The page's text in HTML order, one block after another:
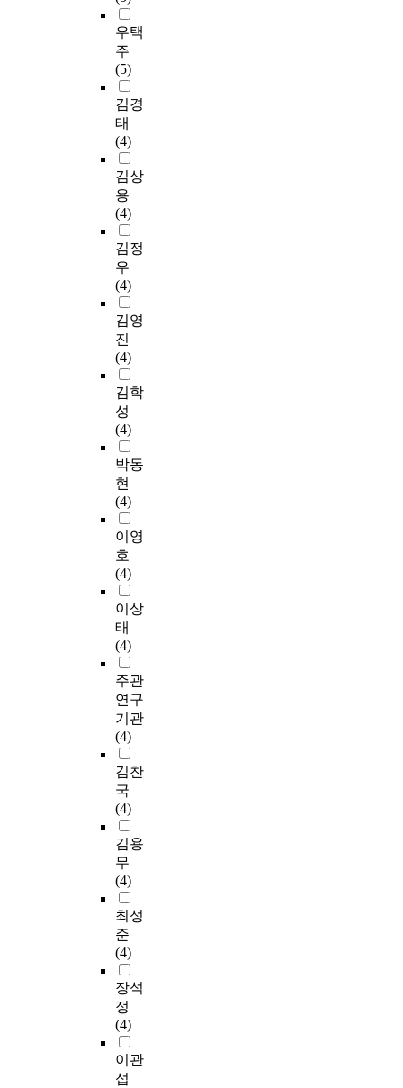
우택
주
(5)
김경
태
(4)
김상
용
(4)
김정
우
(4)
김영
진
(4)
김학
성
(4)
박동
현
(4)
이영
호
(4)
이상
태
(4)
주관
연구
기관
(4)
김찬
국
(4)
김용
무
(4)
최성
준
(4)
장석
정
(4)
이관
섭